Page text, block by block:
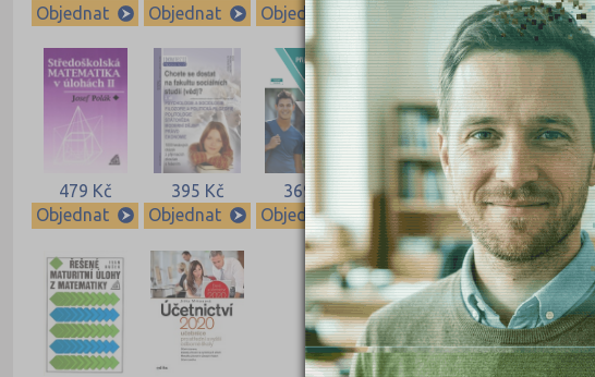
Objednat
Objednat
Objednat
Objednat
Objednat
479 Kč
Objednat
395 Kč
Objednat
369 Kč
Objednat
369 Kč
Objednat
339 Kč
Objednat